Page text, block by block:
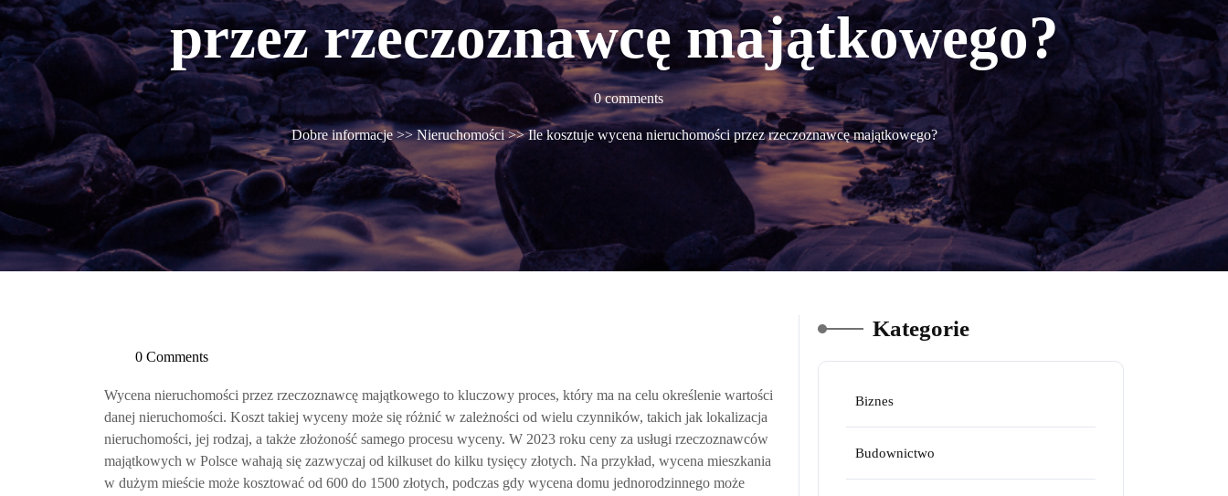
przez rzeczoznawcę majątkowego?
0 comments
Dobre informacje>>Nieruchomości>> Ile kosztuje wycena nieruchomości przez rzeczoznawcę majątkowego?
0 Comments
Wycena nieruchomości przez rzeczoznawcę majątkowego to kluczowy proces, który ma na celu określenie wartości
danej nieruchomości. Koszt takiej wyceny może się różnić w zależności od wielu czynników, takich jak lokalizacja
nieruchomości, jej rodzaj, a także złożoność samego procesu wyceny. W 2023 roku ceny za usługi rzeczoznawców
majątkowych w Polsce wahają się zazwyczaj od kilkuset do kilku tysięcy złotych. Na przykład, wycena mieszkania
w dużym mieście może kosztować od 600 do 1500 złotych, podczas gdy wycena domu jednorodzinnego może
Kategorie
Biznes
Budownictwo